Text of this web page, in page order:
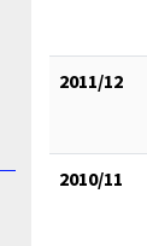
2011/12
2010/11